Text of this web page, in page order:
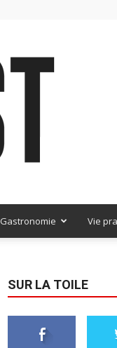
Gastronomie Vie
SUR LA TOILE